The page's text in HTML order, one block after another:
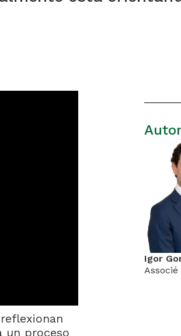
un proceso
Igor
Associé